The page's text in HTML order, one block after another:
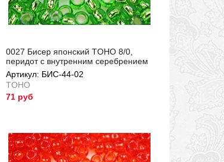
0027 Бисер японский TOHO 8/0,
перидот с внутренним серебрением
Артикул: БИС-44-02
TOHO
71 руб